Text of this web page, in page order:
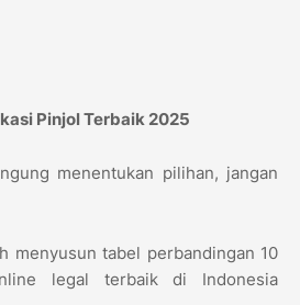
Pinjol Terbaik 2025
menentukan pilihan, jangan
menyusun tabel perbandingan 10
legal terbaik di Indonesia